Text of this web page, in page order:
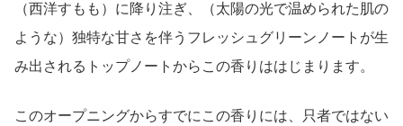
（西洋すもも）に降り注ぎ、（太陽の光で温められた肌の
ような）独特な甘さを伴うフレッシュグリーンノートが生
み出されるトップノートからこの香りははじまります。
このオープニングからすでにこの香りには、只者ではない